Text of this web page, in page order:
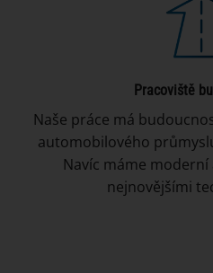
Pracoviště
Naše práce má
automobilového
Navíc máme
nejnovějšími